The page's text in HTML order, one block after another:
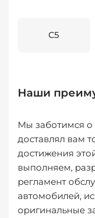
C5
Наши
Мы заботимся о
доставлял вам
достижения
выполняем,
регламент
автомобилей,
оригинальные